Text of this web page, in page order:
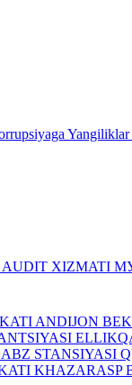
Yangiliklar
XIZMATI
ANDIJON
STANSIYASI
KHAZARASP